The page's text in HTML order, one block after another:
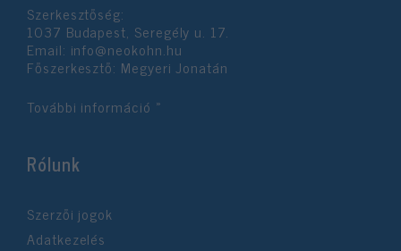
Szerkesztőség:
1037 Budapest, Seregély u. 17.
Email: info@neokohn.hu
Főszerkesztő: Megyeri Jonatán
További információ »
Rólunk
Szerzői jogok
Adatkezelés